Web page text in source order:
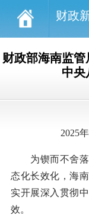
财政
财政部海南监管
中央
2025年9
为锲而不舍落
态化长效化，海
实开展深入贯彻
效。